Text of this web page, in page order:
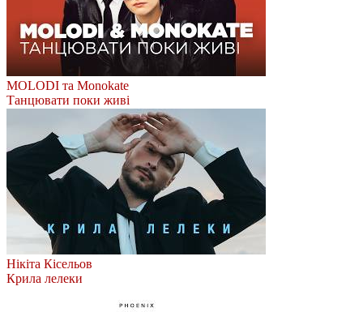
MOLODI та Monokate
Танцювати поки живі
Нікіта Кісельов
Крила лелеки